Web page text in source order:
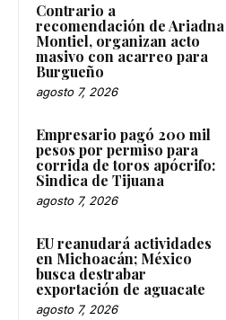
Contrario a
recomendación de Ariadna
Montiel, organizan acto
masivo con acarreo para
Burgueño
agosto 7, 2026
Empresario pagó 200 mil
pesos por permiso para
corrida de toros apócrifo:
Sindica de Tijuana
agosto 7, 2026
EU reanudará actividades
en Michoacán; México
busca destrabar
exportación de aguacate
agosto 7, 2026